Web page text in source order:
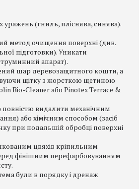
(гниль, пліснява, синява).
метод очищення поверхні (див.
підготовки). Уникати
апарат).
шар деревозащитного кошти, а
щітку з жорсткою щетиною
Bio-Cleaner або Pinotex Terrace &
повністю видалити механічним
або хімічним способом (засіб
при подальшій обробці поверхні
цвяхів кріпильним
фінішним перефарбовуванням
були в порядку і дренаж